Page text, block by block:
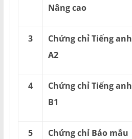
Nâng cao
3
Chứng chỉ Tiếng anh
A2
4
Chứng chỉ Tiếng anh
B1
5
Chứng chỉ Bảo mẫu